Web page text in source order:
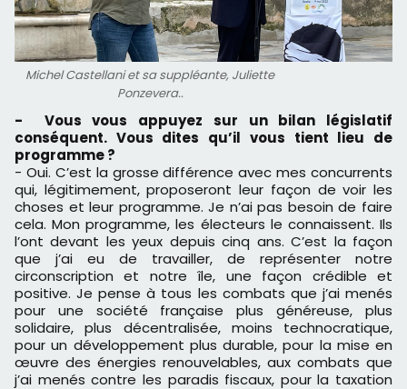
Michel Castellani et sa suppléante, Juliette
Ponzevera..
- Vous vous appuyez sur un bilan législatif
conséquent. Vous dites qu’il vous tient lieu de
programme ?
- Oui. C’est la grosse différence avec mes concurrents
qui, légitimement, proposeront leur façon de voir les
choses et leur programme. Je n’ai pas besoin de faire
cela. Mon programme, les électeurs le connaissent. Ils
l’ont devant les yeux depuis cinq ans. C’est la façon
que j’ai eu de travailler, de représenter notre
circonscription et notre île, une façon crédible et
positive. Je pense à tous les combats que j’ai menés
pour une société française plus généreuse, plus
solidaire, plus décentralisée, moins technocratique,
pour un développement plus durable, pour la mise en
œuvre des énergies renouvelables, aux combats que
j’ai menés contre les paradis fiscaux, pour la taxation